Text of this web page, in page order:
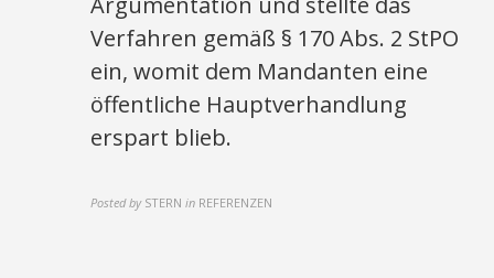
Verfahren gemäß § 170 Abs. 2 StPO
ein, womit dem Mandanten eine
öffentliche Hauptverhandlung
erspart blieb.
Posted by STERN in REFERENZEN